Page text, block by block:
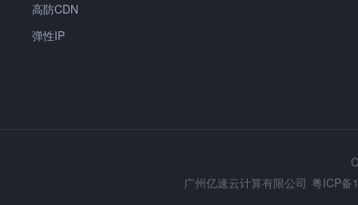
高防CDN
弹性IP
广州亿速云计算有限公司 粤ICP备